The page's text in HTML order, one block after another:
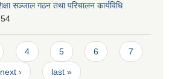
सञ्जाल गठन तथा परिचालन कार्यविधि
4 5 6 7
next › last »